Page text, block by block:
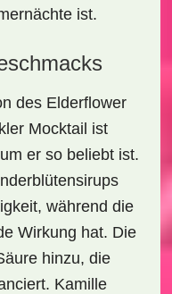
ist.
des Elderflower
Mocktail ist
er so beliebt ist.
während die
Wirkung hat. Die
hinzu, die
Kamille